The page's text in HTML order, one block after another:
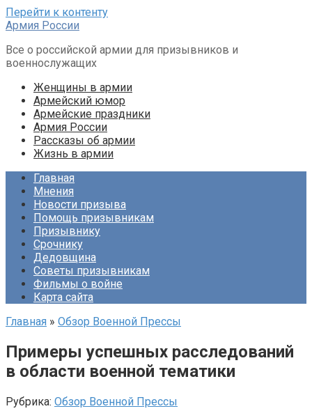
Перейти к контенту
Армия России
Все о российской армии для призывников и
военнослужащих
Женщины в армии
Армейский юмор
Армейские праздники
Армия России
Рассказы об армии
Жизнь в армии
Главная
Мнения
Новости призыва
Помощь призывникам
Призывнику
Срочнику
Дедовщина
Советы призывникам
Фильмы о войне
Карта сайта
Главная » Обзор Военной Прессы
Примеры успешных расследований
в области военной тематики
Рубрика: Обзор Военной Прессы